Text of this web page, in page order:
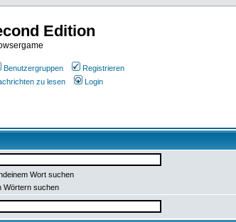
Edition
Benutzergruppen
Registrieren
zu lesen Login
Wort suchen
Wörtern suchen